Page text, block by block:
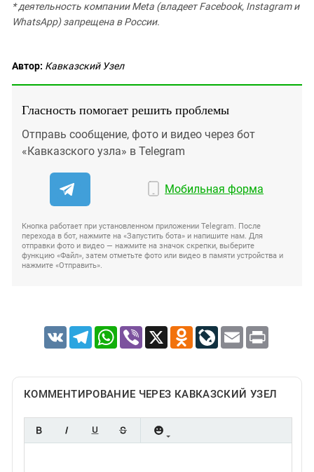
* деятельность компании Meta (владеет Facebook, Instagram и
WhatsApp) запрещена в России.
Автор: Кавказский Узел
Гласность помогает решить проблемы
Отправь сообщение, фото и видео через бот
«Кавказского узла» в Telegram
Мобильная форма
Кнопка работает при установленном приложении Telegram. После
перехода в бот, нажмите на «Запустить бота» и напишите нам. Для
отправки фото и видео — нажмите на значок скрепки, выберите
функцию «Файл», затем отметьте фото или видео в памяти устройства и
нажмите «Отправить».
VK TelegramWhatsApp
Viber X Odnoklassniki
LiveJournal
Email Print
КОММЕНТИРОВАНИЕ ЧЕРЕЗ КАВКАЗСКИЙ УЗЕЛ